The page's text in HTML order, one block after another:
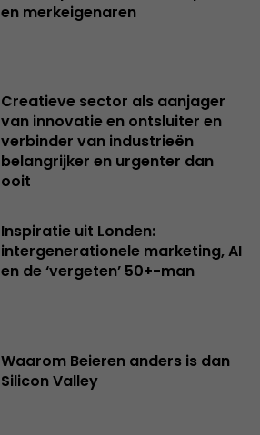
en merkeigenaren
Creatieve sector als aanjager
van innovatie en ontsluiter en
verbinder van industrieën
belangrijker en urgenter dan
ooit
Inspiratie uit Londen:
intergenerationele marketing, AI
en de ‘vergeten’ 50+-man
Waarom Beieren anders is dan
Silicon Valley